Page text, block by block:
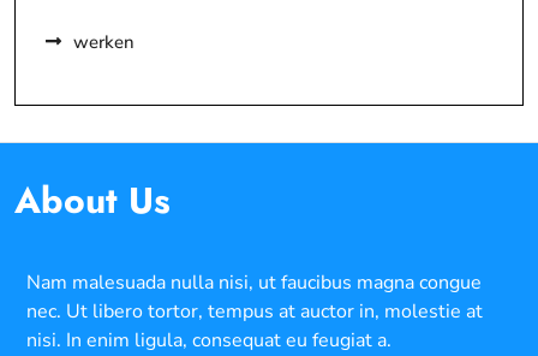
werken
About Us
Nam malesuada nulla nisi, ut faucibus magna congue
nec. Ut libero tortor, tempus at auctor in, molestie at
nisi. In enim ligula, consequat eu feugiat a.